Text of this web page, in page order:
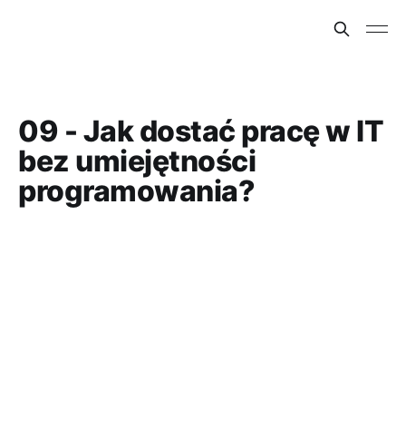
09 - Jak dostać pracę w IT
bez umiejętności
programowania?